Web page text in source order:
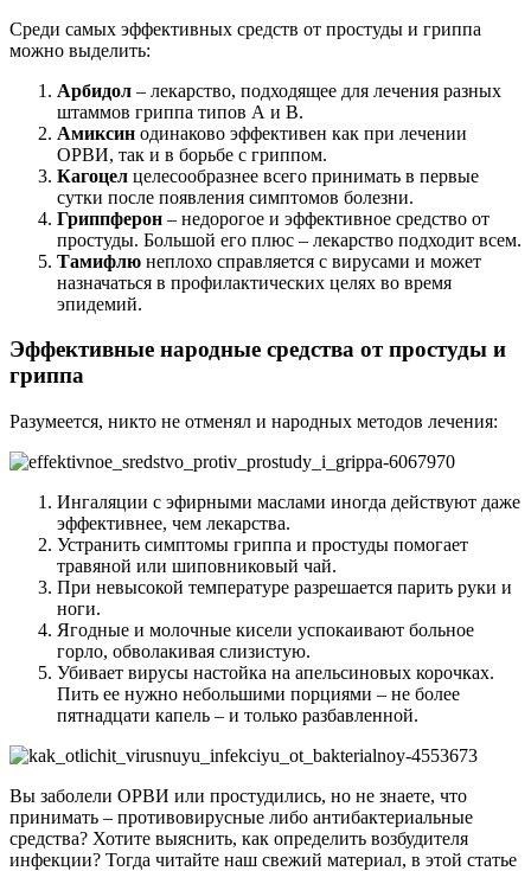
Среди самых эффективных средств от простуды и гриппа
можно выделить:
Арбидол – лекарство, подходящее для лечения разных
штаммов гриппа типов А и В.
Амиксин одинаково эффективен как при лечении
ОРВИ, так и в борьбе с гриппом.
Кагоцел целесообразнее всего принимать в первые
сутки после появления симптомов болезни.
Гриппферон – недорогое и эффективное средство от
простуды. Большой его плюс – лекарство подходит всем.
Тамифлю неплохо справляется с вирусами и может
назначаться в профилактических целях во время
эпидемий.
Эффективные народные средства от простуды и
гриппа
Разумеется, никто не отменял и народных методов лечения:
Ингаляции с эфирными маслами иногда действуют даже
эффективнее, чем лекарства.
Устранить симптомы гриппа и простуды помогает
травяной или шиповниковый чай.
При невысокой температуре разрешается парить руки и
ноги.
Ягодные и молочные кисели успокаивают больное
горло, обволакивая слизистую.
Убивает вирусы настойка на апельсиновых корочках.
Пить ее нужно небольшими порциями – не более
пятнадцати капель – и только разбавленной.
Вы заболели ОРВИ или простудились, но не знаете, что
принимать – противовирусные либо антибактериальные
средства? Хотите выяснить, как определить возбудителя
инфекции? Тогда читайте наш свежий материал, в этой статье